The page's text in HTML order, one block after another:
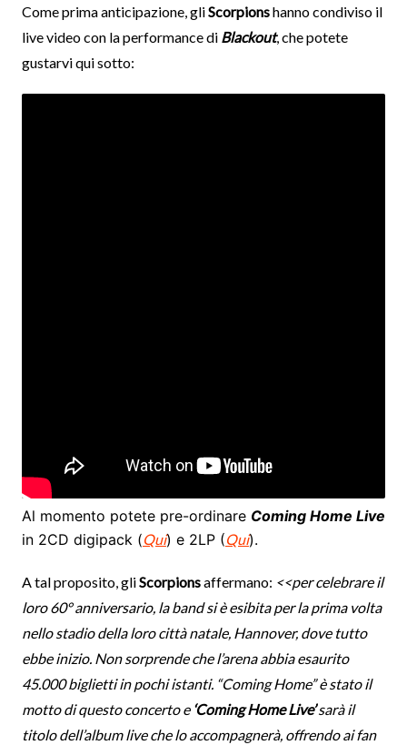
Come prima anticipazione, gliScorpionshanno condiviso il
live video con la performance di Blackout, che potete
gustarvi qui sotto:
Al momento potete pre-ordinare Coming Home Live
in 2CD digipack (Qui) e 2LP (Qui).
A tal proposito, gliScorpionsaffermano: <<per celebrare il
loro 60° anniversario, la band si è esibita per la prima volta
nello stadio della loro città natale, Hannover, dove tutto
ebbe inizio. Non sorprende che l’arena abbia esaurito
45.000 biglietti in pochi istanti. “Coming Home” è stato il
motto di questo concerto e ‘Coming Home Live’sarà il
titolo dell’album live che lo accompagnerà, offrendo ai fan